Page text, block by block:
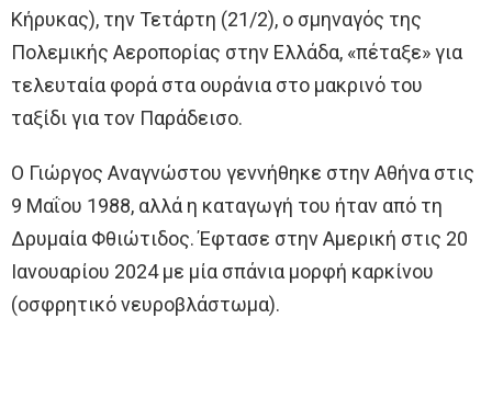
Κήρυκας), την Τετάρτη (21/2), ο σμηναγός της
Πολεμικής Αεροπορίας στην Ελλάδα, «πέταξε» για
τελευταία φορά στα ουράνια στο μακρινό του
ταξίδι για τον Παράδεισο.
Ο Γιώργος Αναγνώστου γεννήθηκε στην Αθήνα στις
9 Μαΐου 1988, αλλά η καταγωγή του ήταν από τη
Δρυμαία Φθιώτιδος. Έφτασε στην Αμερική στις 20
Ιανουαρίου 2024 με μία σπάνια μορφή καρκίνου
(οσφρητικό νευροβλάστωμα).